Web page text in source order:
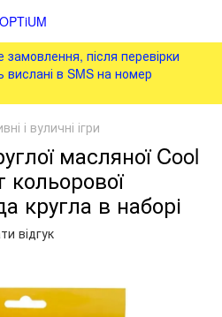
після перевірки
вислані в SMS на номер
і вуличні ігри
масляної Cool
кругла в наборі
відгук